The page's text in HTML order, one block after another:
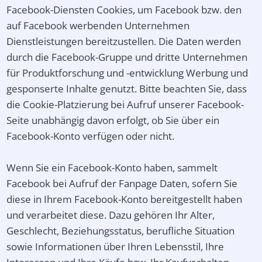
Facebook-Diensten Cookies, um Facebook bzw. den
auf Facebook werbenden Unternehmen
Dienstleistungen bereitzustellen. Die Daten werden
durch die Facebook-Gruppe und dritte Unternehmen
für Produktforschung und -entwicklung Werbung und
gesponserte Inhalte genutzt. Bitte beachten Sie, dass
die Cookie-Platzierung bei Aufruf unserer Facebook-
Seite unabhängig davon erfolgt, ob Sie über ein
Facebook-Konto verfügen oder nicht.
Wenn Sie ein Facebook-Konto haben, sammelt
Facebook bei Aufruf der Fanpage Daten, sofern Sie
diese in Ihrem Facebook-Konto bereitgestellt haben
und verarbeitet diese. Dazu gehören Ihr Alter,
Geschlecht, Beziehungsstatus, berufliche Situation
sowie Informationen über Ihren Lebensstil, Ihre